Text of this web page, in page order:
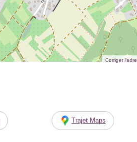
Corriger
Trajet Maps